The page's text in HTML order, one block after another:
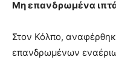
Μη επανδρωμένα
Στον Κόλπο,
επανδρωμένων